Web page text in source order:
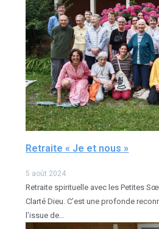
Retraite « Je et nous »
5 août 2024
Retraite spirituelle avec les Petites
Clarté Dieu. C’est une profonde
l’issue de…